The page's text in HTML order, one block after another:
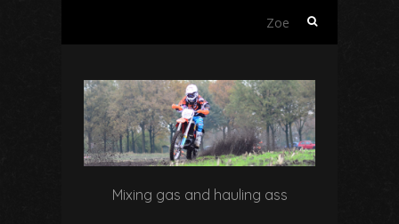
Zoeken
Mixing gas and hauling ass